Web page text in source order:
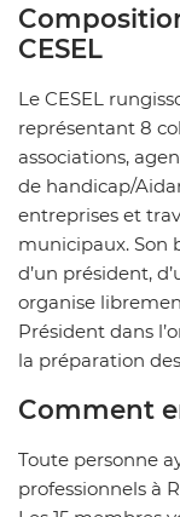
CESEL
Le CESEL
représentant 8
associations,
de handicap/
entreprises et
municipaux. Son
d’un président,
organise
Président dans
la préparation
Comment
Toute personne
professionnels à